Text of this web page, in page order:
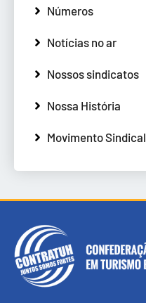
Números
Notícias no ar
Nossos sindicatos
Nossa História
Movimento Sindical